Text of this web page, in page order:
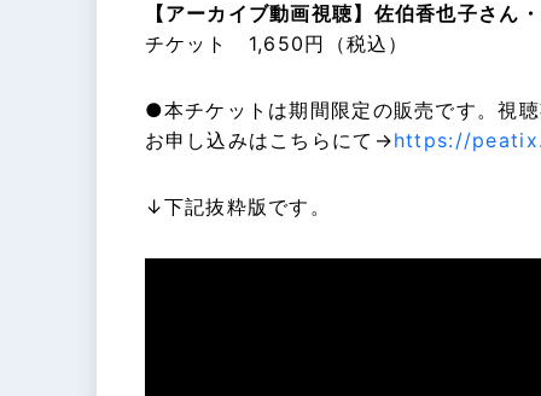
【アーカイブ動画視聴】佐伯香也子さ
チケット 1,650円（税込）
●本チケットは期間限定の販売です。視
お申し込みはこちらにて→https://
↓下記抜粋版です。